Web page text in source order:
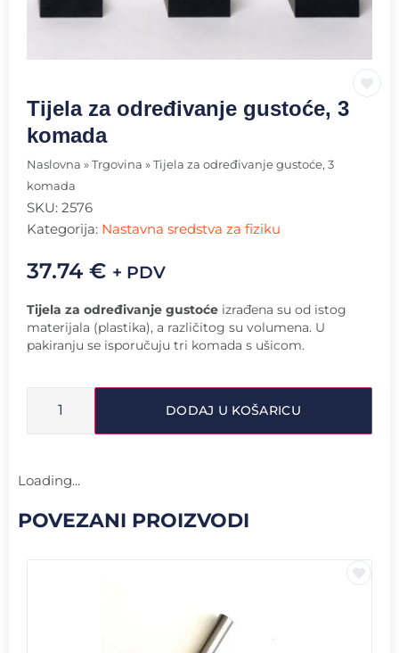
Tijela za određivanje gustoće, 3
komada
Naslovna » Trgovina » Tijela za određivanje gustoće, 3
komada
SKU: 2576
Kategorija: Nastavna sredstva za fiziku
37.74 € + PDV
Tijela za određivanje gustoće izrađena su od istog
materijala (plastika), a različitog su volumena. U
pakiranju se isporučuju tri komada s ušicom.
DODAJ U KOŠARICU
Loading...
POVEZANI PROIZVODI